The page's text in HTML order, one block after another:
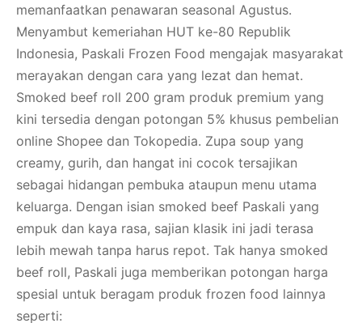
memanfaatkan penawaran seasonal Agustus.
Menyambut kemeriahan HUT ke-80 Republik
Indonesia, Paskali Frozen Food mengajak masyarakat
merayakan dengan cara yang lezat dan hemat.
Smoked beef roll 200 gram produk premium yang
kini tersedia dengan potongan 5% khusus pembelian
online Shopee dan Tokopedia. Zupa soup yang
creamy, gurih, dan hangat ini cocok tersajikan
sebagai hidangan pembuka ataupun menu utama
keluarga. Dengan isian smoked beef Paskali yang
empuk dan kaya rasa, sajian klasik ini jadi terasa
lebih mewah tanpa harus repot. Tak hanya smoked
beef roll, Paskali juga memberikan potongan harga
spesial untuk beragam produk frozen food lainnya
seperti: